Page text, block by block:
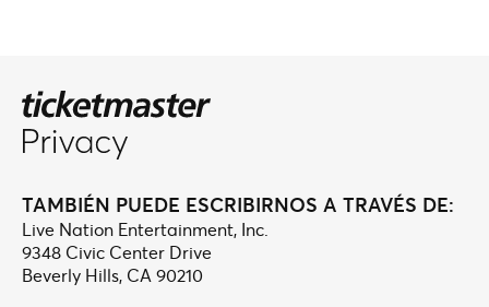
TAMBIÉN PUEDE ESCRIBIRNOS A TRAVÉS DE:
Live Nation Entertainment, Inc.
9348 Civic Center Drive
Beverly Hills, CA 90210